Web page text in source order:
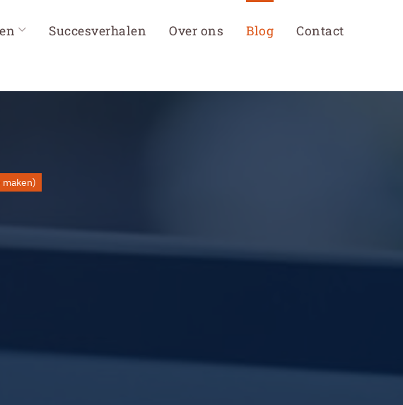
Succesverhalen Over ons Blog Contact